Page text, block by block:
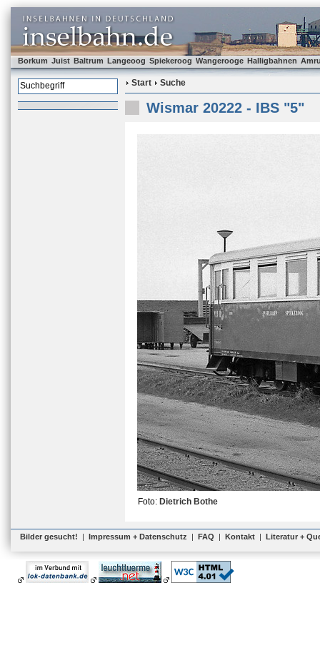
Borkum Juist Baltrum Langeoog Spiekeroog Wangerooge Halligbahnen
Start Suche
Wismar 20222 - IBS "5"
Foto: Dietrich Bothe
Bilder gesucht! | Impressum + Datenschutz | FAQ | Kontakt | Literatur +